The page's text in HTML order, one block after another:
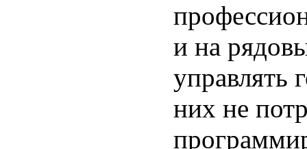
и на
управлять
них не